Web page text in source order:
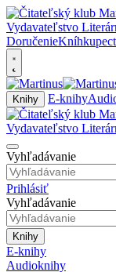
Doručenie
Knihy E-knihy
Vyhľadávanie
Prihlásiť
Vyhľadávanie
Knihy
E-knihy
Audioknihy